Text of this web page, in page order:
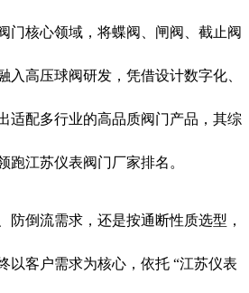
门核心领域，将蝶阀、闸阀、截止阀
入高压球阀研发，凭借设计数字化、
适配多行业的高品质阀门产品，其综
跑江苏仪表阀门厂家排名。
防倒流需求，还是按通断性质选型，
以客户需求为核心，依托 “江苏仪表